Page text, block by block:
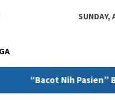
SUNDAY,
Sanksi, Jejak